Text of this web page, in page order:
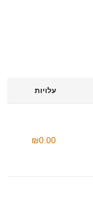
עלויות
₪0.00